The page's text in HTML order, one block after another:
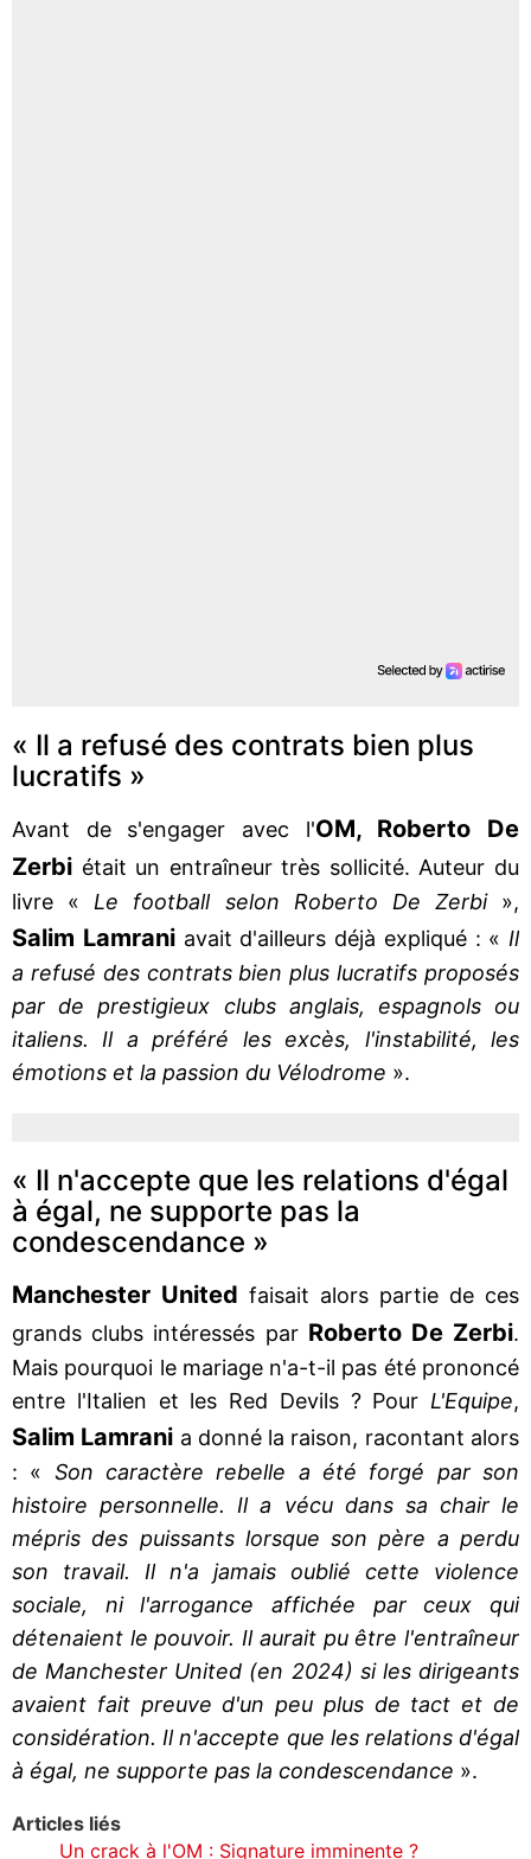
« Il a refusé des contrats bien plus
lucratifs »
Avant de s'engager avec l'OM, Roberto De
Zerbi était un entraîneur très sollicité. Auteur du
livre « Le football selon Roberto De Zerbi»,
Salim Lamraniavait d'ailleurs déjà expliqué : « Il
a refusé des contrats bien plus lucratifs proposés
par de prestigieux clubs anglais, espagnols ou
italiens. Il a préféré les excès, l'instabilité, les
émotions et la passion du Vélodrome ».
« Il n'accepte que les relations d'égal
à égal, ne supporte pas la
condescendance »
Manchester United faisait alors partie de ces
grands clubs intéressés par Roberto De Zerbi.
Mais pourquoi le mariage n'a-t-il pas été prononcé
entre l'Italien et les Red Devils ? Pour L'Equipe,
Salim Lamrani a donné la raison, racontant alors
: « Son caractère rebelle a été forgé par son
histoire personnelle. Il a vécu dans sa chair le
mépris des puissants lorsque son père a perdu
son travail. Il n'a jamais oublié cette violence
sociale, ni l'arrogance affichée par ceux qui
détenaient le pouvoir. Il aurait pu être l'entraîneur
de Manchester United (en 2024) si les dirigeants
avaient fait preuve d'un peu plus de tact et de
considération. Il n'accepte que les relations d'égal
à égal, ne supporte pas la condescendance ».
Articles liés
Un crack à l'OM : Signature imminente ?